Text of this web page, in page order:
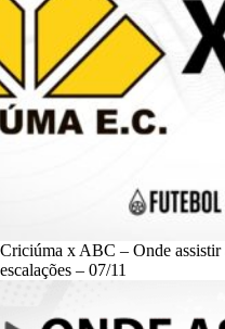
Criciúma x ABC – Onde
escalações – 07/11